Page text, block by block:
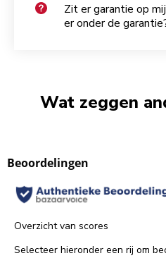
Zit er garantie op
er onder de
Wat zeggen